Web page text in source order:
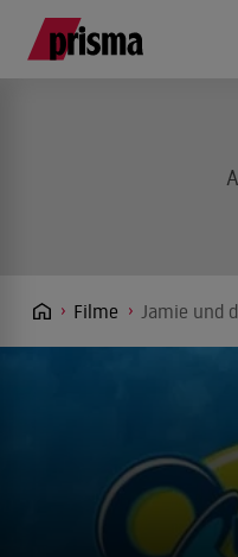
Filme Jamie und